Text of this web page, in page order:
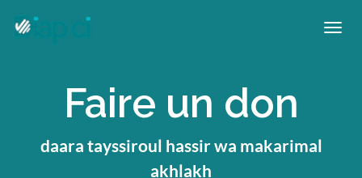
Faire un don
daara tayssiroul hassir wa makarimal
akhlakh